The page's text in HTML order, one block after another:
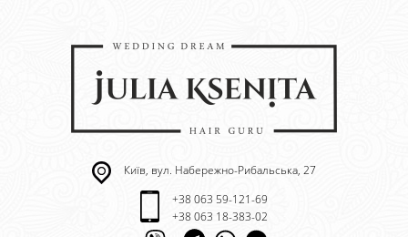
Київ, вул. Набережно-Рибальська, 27
+38 063 59-121-69
+38 063 18-383-02